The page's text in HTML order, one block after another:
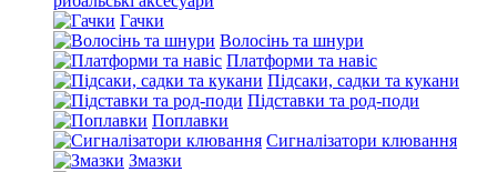
Гачки
Волосінь та шнури
Платформи та навіс
Підсаки, садки та кукани
Підставки та род-поди
Поплавки
Сигналізатори клювання
Змазки